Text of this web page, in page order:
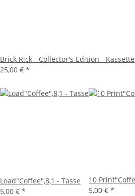
Brick Rick - Collector's Edition - Kassette
25,00 € *
Load"Coffee",8,1 - Tasse
5,00 € *
10
5,00 € *